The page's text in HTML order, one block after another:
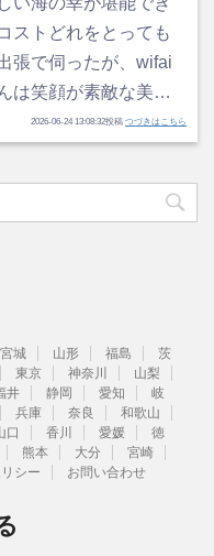
ストどれをとっても
張で伺ったが、wifai
は笑顔が素敵な美…
2026-06-24 13:08:32投稿 つづきはこちら
宮城 山形 福島
茨
東京 神奈川
山梨
井 静岡 愛知
岐
兵庫 奈良
和歌山
口 香川 愛媛
徳
熊本 大分
宮崎
シー お問い合わせ